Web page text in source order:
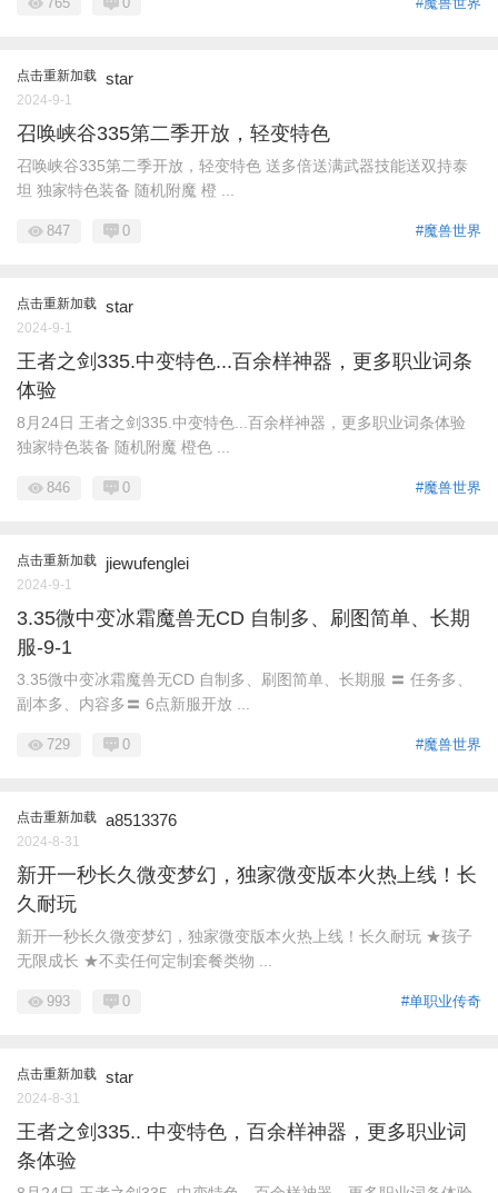
点击重新加载 star
2024-9-1
召唤峡谷335第二季开放，轻变特色
召唤峡谷335第二季开放，轻变特色 送多倍送满武器技能送双持泰
坦 独家特色装备 随机附魔 橙 ...
#魔兽世界
847 0
点击重新加载 star
2024-9-1
王者之剑335.中变特色...百余样神器，更多职业词条
体验
8月24日 王者之剑335.中变特色...百余样神器，更多职业词条体验
独家特色装备 随机附魔 橙色 ...
#魔兽世界
846 0
点击重新加载 jiewufenglei
2024-9-1
3.35微中变冰霜魔兽无CD 自制多、刷图简单、长期
服-9-1
3.35微中变冰霜魔兽无CD 自制多、刷图简单、长期服 〓 任务多、
副本多、内容多〓 6点新服开放 ...
#魔兽世界
729 0
点击重新加载 a8513376
2024-8-31
新开一秒长久微变梦幻，独家微变版本火热上线！长
久耐玩
新开一秒长久微变梦幻，独家微变版本火热上线！长久耐玩 ★孩子
无限成长 ★不卖任何定制套餐类物 ...
#单职业传奇
993 0
点击重新加载 star
2024-8-31
王者之剑335.. 中变特色，百余样神器，更多职业词
条体验